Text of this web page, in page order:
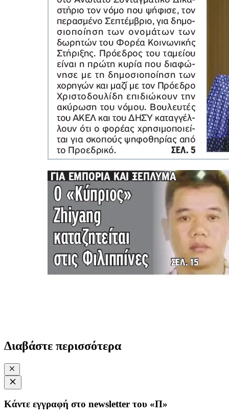
Διαβάστε περισσότερα
Κάντε εγγραφή στο newsletter του «Π»